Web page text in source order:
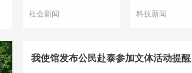
社会新闻 科技新闻
我使馆发布公民赴泰参加文体活动提醒